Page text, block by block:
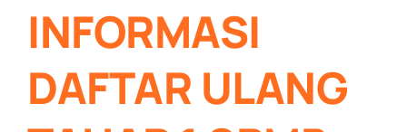
INFORMASI
DAFTAR ULANG